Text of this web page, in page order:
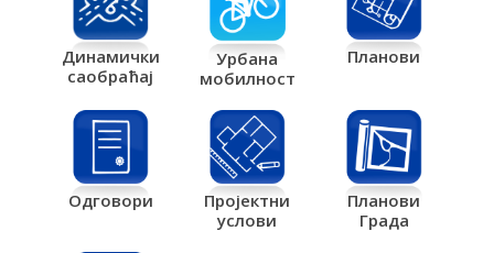
Динамички
саобраћај
Урбана
мобилност
Планови
Одговори
Пројектни
услови
Планови
Града